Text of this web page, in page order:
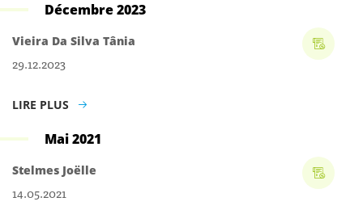
Décembre 2023
Vieira Da Silva Tânia
29.12.2023
LIRE PLUS
Mai 2021
Stelmes Joëlle
14.05.2021